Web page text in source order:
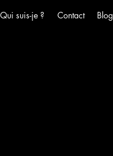
Qui suis-je ? Contact Blog